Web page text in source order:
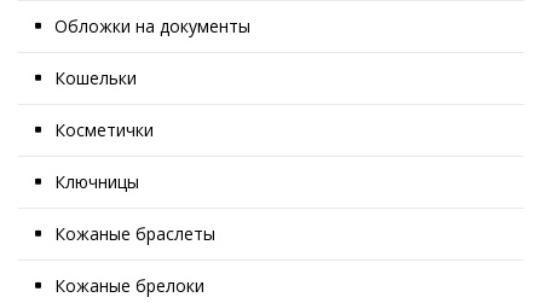
Обложки на документы
Кошельки
Косметички
Ключницы
Кожаные браслеты
Кожаные брелоки